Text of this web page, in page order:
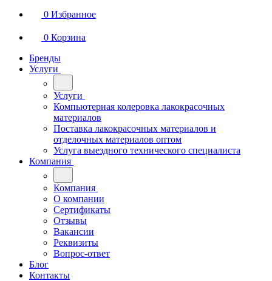
0 Избранное
0 Корзина
Бренды
Услуги
Услуги
Компьютерная колеровка лакокрасочных
материалов
Поставка лакокрасочных материалов и
отделочных материалов оптом
Услуга выездного технического специалиста
Компания
Компания
О компании
Сертификаты
Отзывы
Вакансии
Реквизиты
Вопрос-ответ
Блог
Контакты